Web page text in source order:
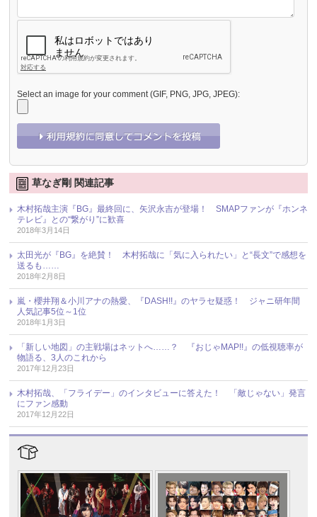
Select an image for your comment (GIF, PNG, JPG, JPEG):
草なぎ剛 関連記事
木村拓哉主演『BG』最終回に、矢沢永吉が登場！ SMAPファンが『ホンネ
テレビ』との“繋がり”に歓喜
2018年3月14日
太田光が『BG』を絶賛！ 木村拓哉に「気に入られたい」と“長文”で感想を
送るも……
2018年2月8日
嵐・櫻井翔＆小川アナの熱愛、『DASH!!』のヤラセ疑惑！ ジャニ研年間
人気記事5位～1位
2018年1月3日
「新しい地図」の主戦場はネットへ……？ 『おじゃMAP!!』の低視聴率が
物語る、3人のこれから
2017年12月23日
木村拓哉、「フライデー」のインタビューに答えた！ 「敵じゃない」発言
にファン感動
2017年12月22日